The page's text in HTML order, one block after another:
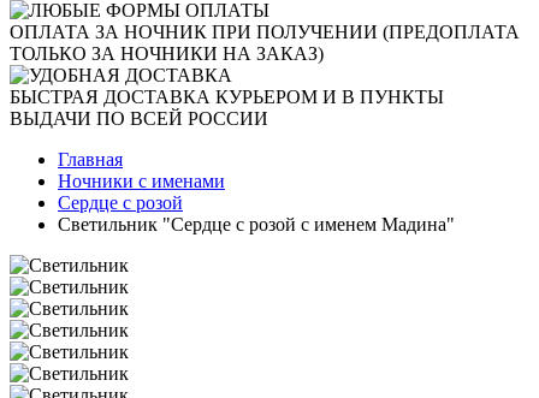
ОПЛАТА ЗА НОЧНИК ПРИ ПОЛУЧЕНИИ (ПРЕДОПЛАТА
ТОЛЬКО ЗА НОЧНИКИ НА ЗАКАЗ)
БЫСТРАЯ ДОСТАВКА КУРЬЕРОМ И В ПУНКТЫ
ВЫДАЧИ ПО ВСЕЙ РОССИИ
Главная
Ночники с именами
Сердце с розой
Светильник "Сердце с розой с именем Мадина"